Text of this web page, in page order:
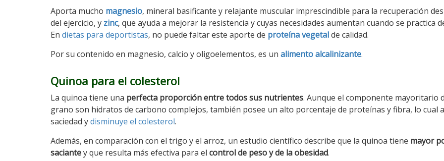
Aporta mucho magnesio, mineral basificante y relajante muscular imprescindible para la recuperación
del ejercicio, y zinc, que ayuda a mejorar la resistencia y cuyas necesidades aumentan cuando se practica
En dietas para deportistas, no puede faltar este aporte de proteína vegetalde calidad.
Por su contenido en magnesio, calcio y oligoelementos, es un alimento alcalinizante.
Quinoa para el colesterol
La quinoa tiene una perfecta proporción entre todos sus nutrientes. Aunque el componente mayoritario
grano son hidratos de carbono complejos, también posee un alto porcentaje de proteínas y fibra, lo cual
saciedad ydisminuye el colesterol.
Además, en comparación con el trigo y el arroz, un estudio científico describe que la quinoa tiene mayor
saciantey que resulta más efectiva para el control de peso y de la obesidad.